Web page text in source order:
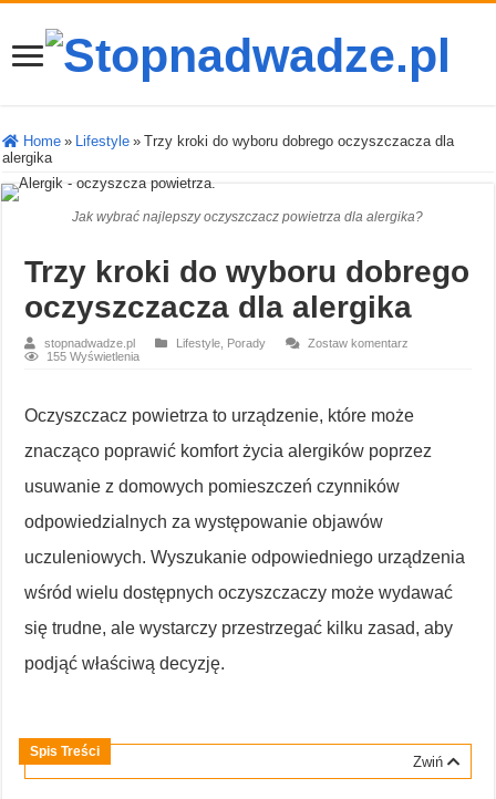
Home » Lifestyle » Trzy kroki do wyboru dobrego oczyszczacza dla
alergika
Jak wybrać najlepszy oczyszczacz powietrza dla alergika?
Trzy kroki do wyboru dobrego
oczyszczacza dla alergika
stopnadwadze.pl Lifestyle Porady
Zostaw komentarz
155 Wyświetlenia
Oczyszczacz powietrza to urządzenie, które może
znacząco poprawić komfort życia alergików poprzez
usuwanie z domowych pomieszczeń czynników
odpowiedzialnych za występowanie objawów
uczuleniowych. Wyszukanie odpowiedniego urządzenia
wśród wielu dostępnych oczyszczaczy może wydawać
się trudne, ale wystarczy przestrzegać kilku zasad, aby
podjąć właściwą decyzję.
Spis Treści
Zwiń